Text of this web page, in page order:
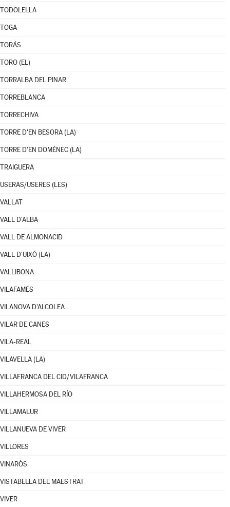
TODOLELLA
TOGA
TORÁS
TORO (EL)
TORRALBA DEL PINAR
TORREBLANCA
TORRECHIVA
TORRE D'EN BESORA (LA)
TORRE D'EN DOMÉNEC (LA)
TRAIGUERA
USERAS/USERES (LES)
VALLAT
VALL D'ALBA
VALL DE ALMONACID
VALL D'UIXÓ (LA)
VALLIBONA
VILAFAMÉS
VILANOVA D'ALCOLEA
VILAR DE CANES
VILA-REAL
VILAVELLA (LA)
VILLAFRANCA DEL CID/VILAFRANCA
VILLAHERMOSA DEL RÍO
VILLAMALUR
VILLANUEVA DE VIVER
VILLORES
VINARÒS
VISTABELLA DEL MAESTRAT
VIVER